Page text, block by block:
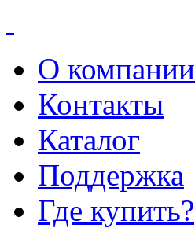
О компании
Контакты
Каталог
Поддержка
Где купить?